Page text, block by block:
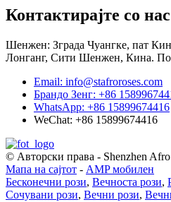
Контактирајте со нас
Шенжен: Зграда Чуангке, пат
Лонганг, Сити Шенжен, Кина.
Email: info@stafroroses.com
Брандо Зенг: +86
WhatsApp: +86 15899674416
WeChat: +86 15899674416
© Авторски права - Shenzhen
Мапа на сајтот - AMP мобилен
Бесконечни рози, Вечноста рози,
Сочувани рози, Вечни рози,